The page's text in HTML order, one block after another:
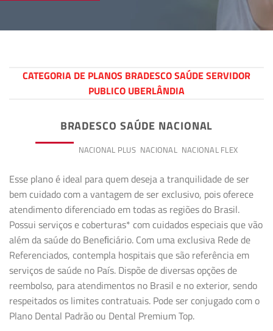
CATEGORIA DE PLANOS BRADESCO SAÚDE SERVIDOR
PUBLICO UBERLÂNDIA
BRADESCO SAÚDE NACIONAL
NACIONAL PLUS NACIONAL NACIONAL FLEX
Esse plano é ideal para quem deseja a tranquilidade de ser
bem cuidado com a vantagem de ser exclusivo, pois oferece
atendimento diferenciado em todas as regiões do Brasil.
Possui serviços e coberturas* com cuidados especiais que vão
além da saúde do Beneﬁciário. Com uma exclusiva Rede de
Referenciados, contempla hospitais que são referência em
serviços de saúde no País. Dispõe de diversas opções de
reembolso, para atendimentos no Brasil e no exterior, sendo
respeitados os limites contratuais. Pode ser conjugado com o
Plano Dental Padrão ou Dental Premium Top.